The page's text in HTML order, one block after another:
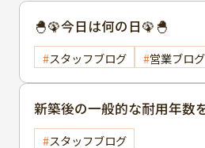
🐣🦚今日は何の日🦚🐣
スタッフブログ 営業ブログ
新築後の一般的な耐用年数
そろ塗装時期かなと考えて
スタッフブログ